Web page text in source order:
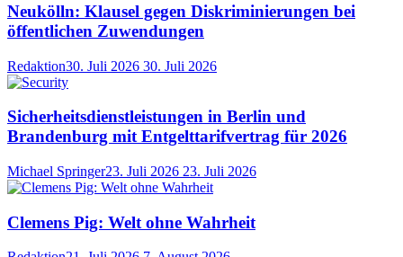
Neukölln: Klausel gegen Diskriminierungen bei
öffentlichen Zuwendungen
Redaktion30. Juli 2026 30. Juli 2026
Sicherheitsdienstleistungen in Berlin und
Brandenburg mit Entgelttarifvertrag für 2026
Michael Springer23. Juli 2026 23. Juli 2026
Clemens Pig: Welt ohne Wahrheit